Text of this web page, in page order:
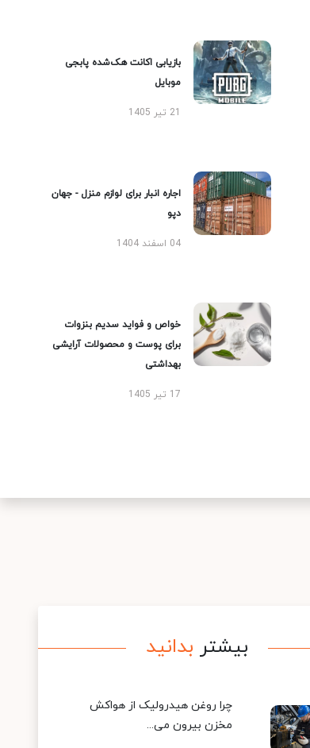
بازیابی اکانت هک‌شده پابجی
موبایل
21 تیر 1405
اجاره انبار برای لوازم منزل - جهان
دپو
04 اسفند 1404
خواص و فواید سدیم بنزوات
برای پوست و محصولات آرایشی
بهداشتی
17 تیر 1405
بیشتر بدانید
چرا روغن هیدرولیک از هواکش
مخزن بیرون می...